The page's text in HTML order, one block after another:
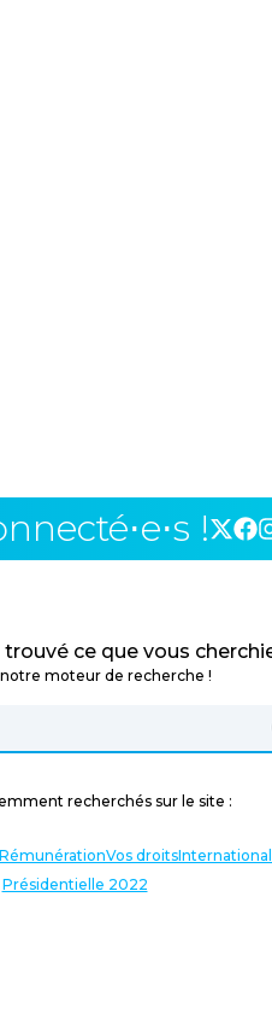
!
trouvé ce que vous
notre moteur de recherche !
recherchés sur le site :
RémunérationVos droitsInternational
Présidentielle 2022